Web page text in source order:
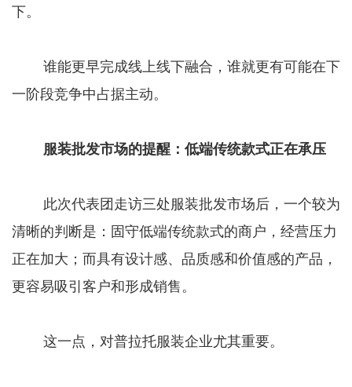
下。
谁能更早完成线上线下融合，谁就更有可能在下
一阶段竞争中占据主动。
服装批发市场的提醒：低端传统款式正在承压
此次代表团走访三处服装批发市场后，一个较为
清晰的判断是：固守低端传统款式的商户，经营压力
正在加大；而具有设计感、品质感和价值感的产品，
更容易吸引客户和形成销售。
这一点，对普拉托服装企业尤其重要。